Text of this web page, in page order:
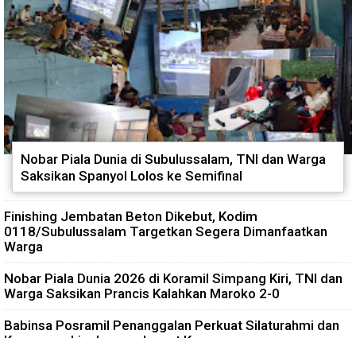
Nobar Piala Dunia di Subulussalam, TNI dan Warga
Saksikan Spanyol Lolos ke Semifinal
Finishing Jembatan Beton Dikebut, Kodim
0118/Subulussalam Targetkan Segera Dimanfaatkan
Warga
Nobar Piala Dunia 2026 di Koramil Simpang Kiri, TNI dan
Warga Saksikan Prancis Kalahkan Maroko 2-0
Babinsa Posramil Penanggalan Perkuat Silaturahmi dan